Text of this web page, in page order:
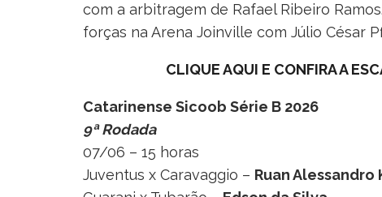
com a arbitragem de Rafael Ribeiro
forças na Arena Joinville com Júlio César
CLIQUE AQUI E CONFIRA A
Catarinense Sicoob Série B 2026
9ª Rodada
07/06 – 15 horas
Juventus x Caravaggio – Ruan Alessandro